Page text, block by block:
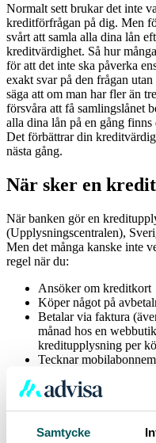
Samtycke
Normalt sett brukar det inte
kreditförfrågan på dig. Men
svårt att samla alla dina lån
kreditvärdighet. Så hur
för att det inte ska påverka
exakt svar på den frågan
säga att om man har fler än
försvåra att få samlingslånet
alla dina lån på en gång
Det förbättrar din
nästa gång.
När sker en
När banken gör en
(Upplysningscentralen),
Men det många kanske inte
regel när du:
Ansöker om kreditkort
Köper något på
Betalar via faktura
månad hos en
kreditupplysning per
Tecknar
Notera att alla
12 månaders tid, oavsett om
eller inte.